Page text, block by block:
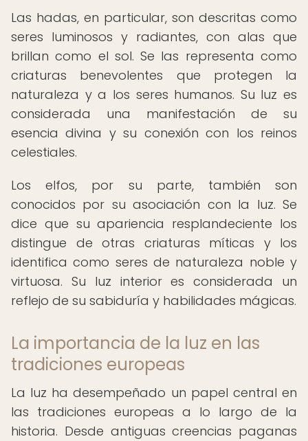
Las hadas, en particular, son descritas como
seres luminosos y radiantes, con alas que
brillan como el sol. Se las representa como
criaturas benevolentes que protegen la
naturaleza y a los seres humanos. Su luz es
considerada una manifestación de su
esencia divina y su conexión con los reinos
celestiales.
Los elfos, por su parte, también son
conocidos por su asociación con la luz. Se
dice que su apariencia resplandeciente los
distingue de otras criaturas míticas y los
identifica como seres de naturaleza noble y
virtuosa. Su luz interior es considerada un
reflejo de su sabiduría y habilidades mágicas.
La importancia de la luz en las
tradiciones europeas
La luz ha desempeñado un papel central en
las tradiciones europeas a lo largo de la
historia. Desde antiguas creencias paganas